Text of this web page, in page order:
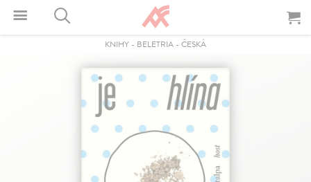
KNIHY - BELETRIA - ČESKÁ